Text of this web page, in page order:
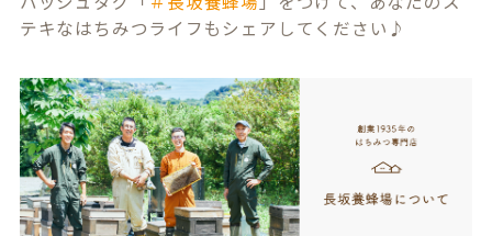
テキなはちみつライフもシェアしてください♪